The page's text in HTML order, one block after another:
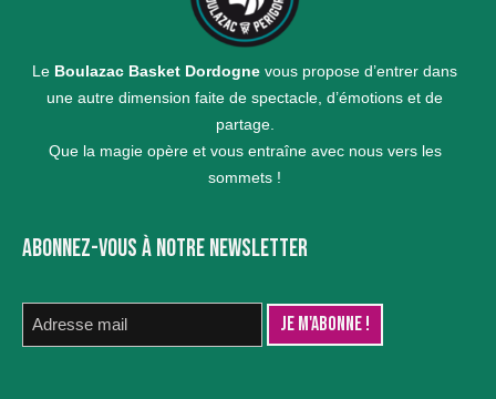
Le Boulazac Basket Dordogne vous propose d’entrer dans
une autre dimension faite de spectacle, d’émotions et de
partage.
Que la magie opère et vous entraîne avec nous vers les
sommets !
ABONNEZ-VOUS À NOTRE NEWSLETTER